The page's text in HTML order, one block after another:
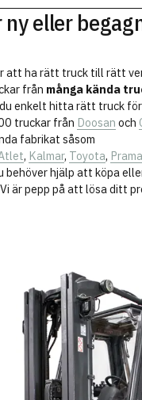
ny eller
att ha rätt truck till rätt
från många kända
enkelt hitta rätt truck för
truckar från Doosan och
fabrikat såsom
, Kalmar, Toyota,
behöver hjälp att köpa
är pepp på att lösa ditt